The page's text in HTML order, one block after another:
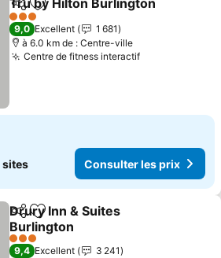
PartagerAjouter à mes favoris
Tru by Hilton Burlington
3 Étoiles
9,0 Excellent
1 681
à 6.0 km de : Centre-ville
Centre de fitness interactif
sites Consulter les prix
PartagerAjouter à mes favoris
Drury Inn & Suites
Burlington
3 Étoiles
9,4 Excellent
3 241